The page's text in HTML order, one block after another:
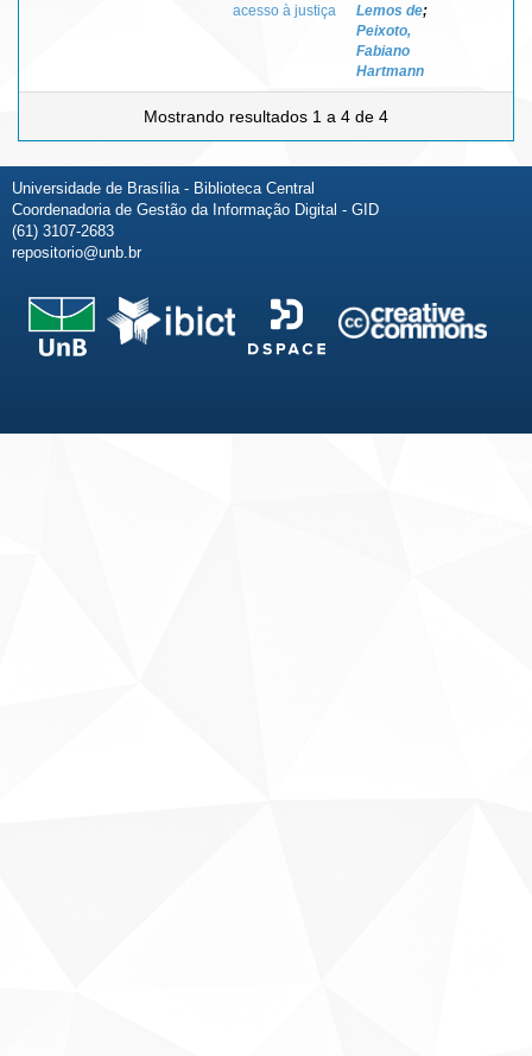
acesso à justiça
Lemos de;
Peixoto,
Fabiano
Hartmann
Mostrando resultados 1 a 4 de 4
Universidade de Brasília - Biblioteca Central
Coordenadoria de Gestão da Informação Digital - GID
(61) 3107-2683
repositorio@unb.br